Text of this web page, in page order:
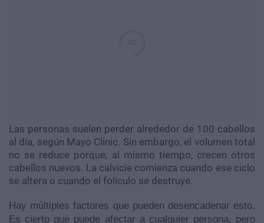
Las personas suelen perder alrededor de 100 cabellos
al día, según Mayo Clinic. Sin embargo, el volumen total
no se reduce porque, al mismo tiempo, crecen otros
cabellos nuevos. La calvicie comienza cuando ese ciclo
se altera o cuando el folículo se destruye.
Hay múltiples factores que pueden desencadenar esto.
Es cierto que puede afectar a cualquier persona, pero